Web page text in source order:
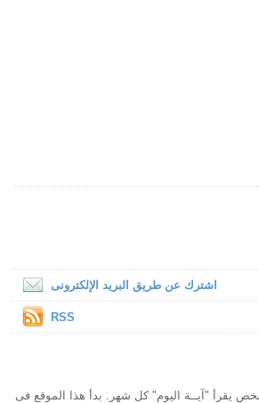
اشترك عن طريق البريد الإلكترونى
RSS
أكثر من 250,000 شخص يقرأ "آيــة اليوم" كل شهر. بدأ هذا الموقع فى